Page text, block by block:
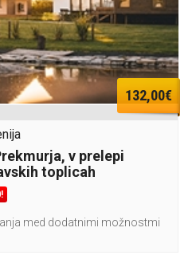
132,00€
v prelepi
toplicah
med dodatnimi možnostmi